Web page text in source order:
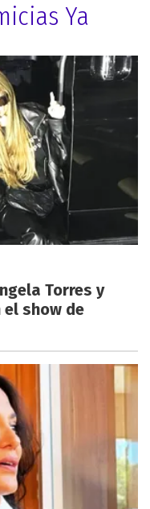
Ya
Torres y
el show de